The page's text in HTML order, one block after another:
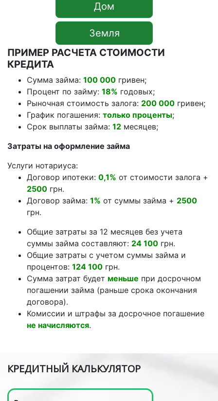
Дом
Земля
ПРИМЕР РАСЧЕТА СТОИМОСТИ
КРЕДИТА
Сумма займа: 100 000 гривен;
Процент по займу: 18% годовых;
Рыночная стоимость залога: 200 000 гривен;
График погашения: только проценты;
Срок выплаты займа: 12 месяцев;
Затраты на оформление займа
Услуги нотариуса:
Договор ипотеки: 0,1% от стоимости залога +
2500 грн.
Договор займа: 1% от суммы займа + 2500
грн.
Общие затраты за 12 месяцев без учета
суммы займа составляют: 24 100 грн.
Общие затраты с учетом суммы займа и
процентов: 124 100 грн.
Сумма затрат будет меньше при досрочном
погашении займа (раньше срока окончания
договора).
Комиссии и штрафы за досрочное погашение
не начисляются.
КРЕДИТНЫЙ КАЛЬКУЛЯТОР